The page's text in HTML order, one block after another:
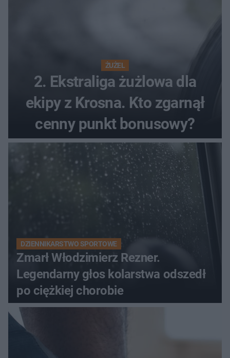
ŻUŻEL
2. Ekstraliga żużlowa dla
ekipy z Krosna. Kto zgarnął
cenny punkt bonusowy?
DZIENNIKARSTWO SPORTOWE
Zmarł Włodzimierz Rezner.
Legendarny głos kolarstwa odszedł
po ciężkiej chorobie